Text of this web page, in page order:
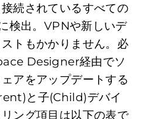
続されているすべての
検出。VPNや新しいデ
トもかかりません。必
Designer経由でソ
アをアップデートする
と子(Child)デバイ
ング項目は以下の表で